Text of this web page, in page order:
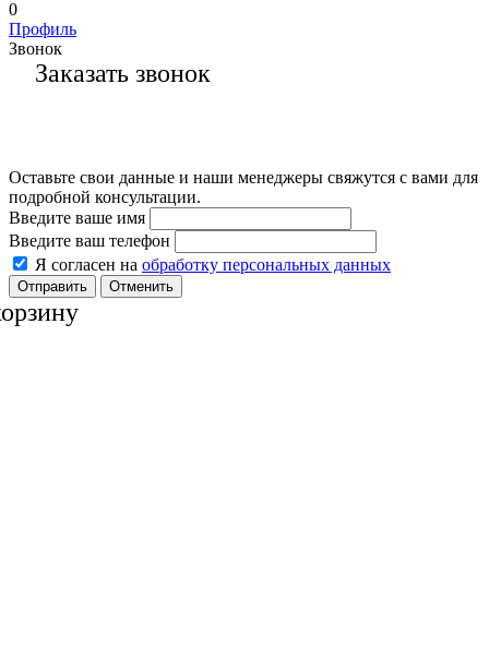
0
Профиль
Звонок
Заказать звонок
Оставьте свои данные и наши менеджеры свяжутся с вами для
подробной консультации.
Введите ваше имя
Введите ваш телефон
Я согласен на обработку персональных данных
Отменить